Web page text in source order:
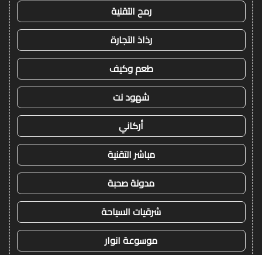
رمح التقنية
رذاذ التجارة
طعم وكيف
شهود نت
أركاني
مباشر التقنية
مدونة صحبة
شرقيات السياحة
موسوعة انوار